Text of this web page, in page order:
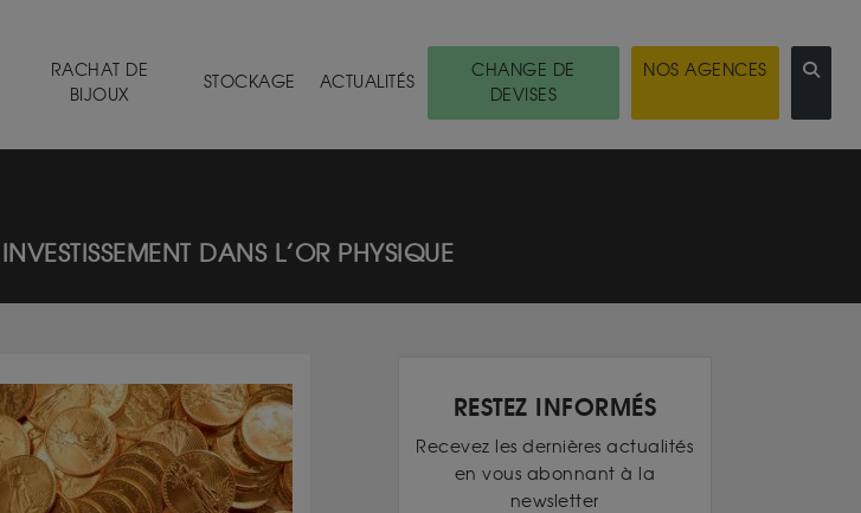
RACHAT DE
BIJOUX
STOCKAGE ACTUALITÉS
CHANGE DE
DEVISES
NOS AGENCES
DANS L’OR PHYSIQUE
RESTEZ INFORMÉS
Recevez les dernières actualités
en vous abonnant à la
newsletter